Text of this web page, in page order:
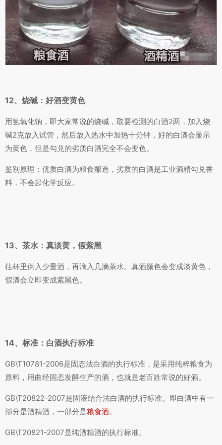
12、烧碱：好酒变黄色
用氢氧化钠，即大家常说的烧碱，取要检测的白酒2两，加入烧
碱2克放入试管，然后放入热水中加热十分钟，好的白酒会显示
为黄色，但是勾兑的劣质白酒完全不会变色。
鉴别原理：优质白酒为粮食酿造，劣质的白酒是工业酒精勾兑香
料，不会起化学反应。
13、茶水：真淡黄，假紫黑
往杯里倒入少量酒，再滴入几滴茶水。真酒颜色会变成淡黄色，
假酒会立即变成紫黑色。
14、标准：白酒执行标准
GB\T10781-2006是固态法白酒的执行标准，是采用纯粹粮食为
原料，用曲经固态发酵生产的酒，也就是老百姓常说的好酒。
GB\T20822-2007是固液结合法白酒的执行标准。即白酒中有一
部分是酒精酒，一部分是粮食酒。
GB\T20821-2007是纯酒精酒的执行标准。